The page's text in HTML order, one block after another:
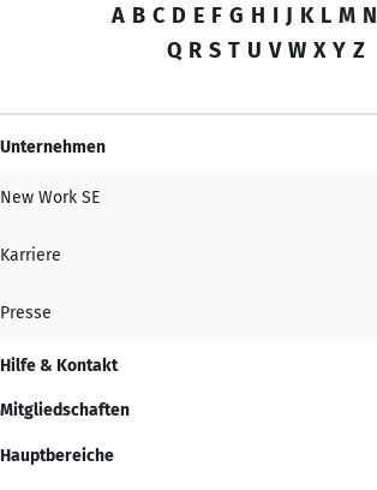
A B C D E F G H I J K L M N
Q R S T U V W X Y Z
Unternehmen
New Work SE
Karriere
Presse
Hilfe & Kontakt
Mitgliedschaften
Hauptbereiche